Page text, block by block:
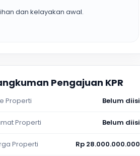
dan kelayakan awal.
Pengajuan KPR
Properti Belum diisi
Properti Belum diisi
Properti Rp 28.000.000.000